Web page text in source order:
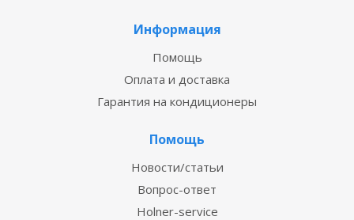
Информация
Помощь
Оплата и доставка
Гарантия на кондиционеры
Помощь
Новости/статьи
Вопрос-ответ
Holner-service